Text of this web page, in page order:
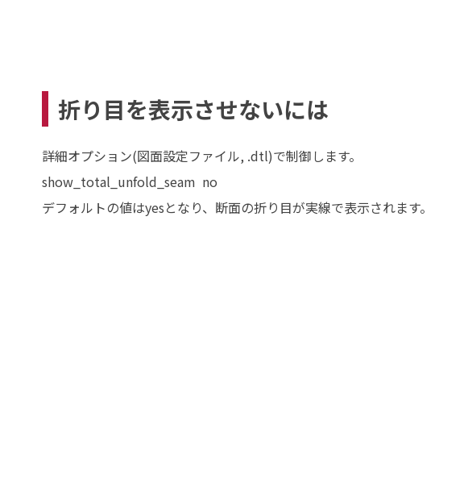
折り目を表示させないには
詳細オプション(図面設定ファイル, .dtl)で制御します。
show_total_unfold_seam no
デフォルトの値はyesとなり、断面の折り目が実線で表示されます。